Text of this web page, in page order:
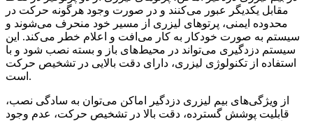
مقابل یکدیگر عبور می‌کنند و در صورت وجود هرگونه حرکت در
محدوده ایمنی، پرتوهای لیزری از مسیر خود منحرف می‌شوند و
سیستم به صورت خودکار به کار می‌افت و اعلام خطر می‌کند. این
سیستم دزدگیری می‌تواند در محیط‌های باز و بسته نصب شود و با
استفاده از تکنولوژی لیزری، دارای دقت بالایی در تشخیص حرکت
است.
از ویژگی‌های بیم لیزری دزدگیر اماکن می‌توان به سادگی نصب،
قابلیت پوشش گسترده، دقت بالا در تشخیص حرکت، عدم وجود